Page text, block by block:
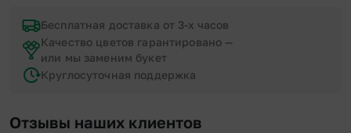
Бесплатная доставка от 3-х часов
Качество цветов гарантировано —
или мы заменим букет
Круглосуточная поддержка
Отзывы наших клиентов